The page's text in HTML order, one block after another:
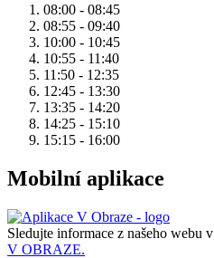
08:00 - 08:45
08:55 - 09:40
10:00 - 10:45
10:55 - 11:40
11:50 - 12:35
12:45 - 13:30
13:35 - 14:20
14:25 - 15:10
15:15 - 16:00
Mobilní aplikace
Sledujte informace z našeho webu v
V OBRAZE.